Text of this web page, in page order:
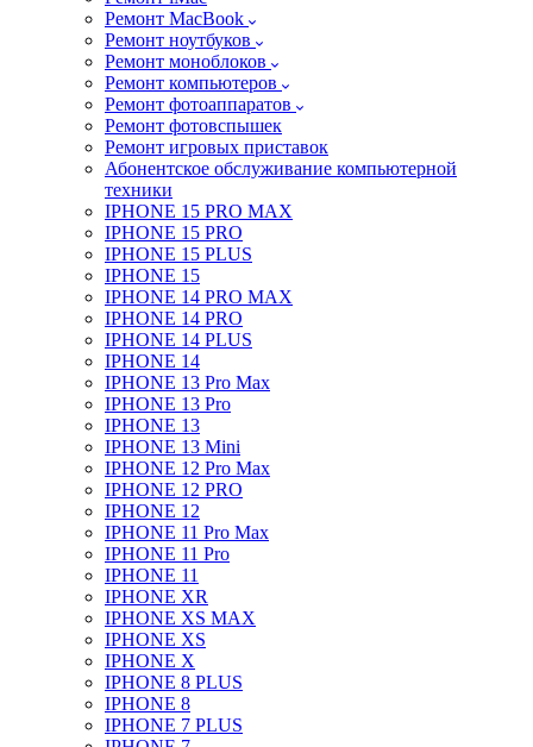
Ремонт MacBook
Ремонт ноутбуков
Ремонт моноблоков
Ремонт компьютеров
Ремонт фотоаппаратов
Ремонт фотовспышек
Ремонт игровых приставок
Абонентское обслуживание компьютерной
техники
IPHONE 15 PRO MAX
IPHONE 15 PRO
IPHONE 15 PLUS
IPHONE 15
IPHONE 14 PRO MAX
IPHONE 14 PRO
IPHONE 14 PLUS
IPHONE 14
IPHONE 13 Pro Max
IPHONE 13 Pro
IPHONE 13
IPHONE 13 Mini
IPHONE 12 Pro Max
IPHONE 12 PRO
IPHONE 12
IPHONE 11 Pro Max
IPHONE 11 Pro
IPHONE 11
IPHONE XR
IPHONE XS MAX
IPHONE XS
IPHONE X
IPHONE 8 PLUS
IPHONE 8
IPHONE 7 PLUS